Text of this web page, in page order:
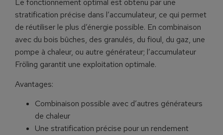
Le fonctionnement optimal est obtenu par une
stratification précise dans l’accumulateur, ce qui permet
de réutiliser le plus d’énergie possible. En combinaison
avec du bois bûches, des granulés, du fioul, du gaz, une
pompe à chaleur, ou autre générateur; l’accumulateur
Fröling garantit une exploitation optimale.
Avantages:
Combinaison possible avec d’autres générateurs
de chaleur
Une stratification précise pour un rendement